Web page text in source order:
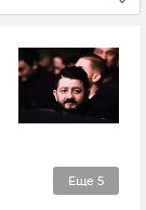
Еще 5